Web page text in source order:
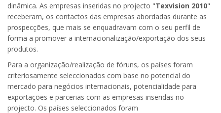
dinâmica. As empresas inseridas no projecto "Texvision 2010"
receberam, os contactos das empresas abordadas durante as
prospecções, que mais se enquadravam com o seu perfil de
forma a promover a internacionalização/exportação dos seus
produtos.
Para a organização/realização de fóruns, os países foram
criteriosamente seleccionados com base no potencial do
mercado para negócios internacionais, potencialidade para
exportações e parcerias com as empresas inseridas no
projecto. Os países seleccionados foram